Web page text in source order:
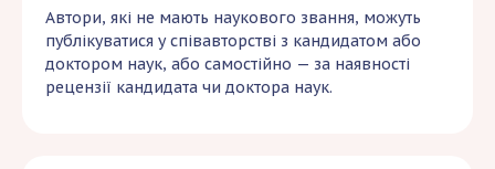
Автори, які не мають наукового звання, можуть
публікуватися у співавторстві з кандидатом або
доктором наук, або самостійно — за наявності
рецензії кандидата чи доктора наук.
* Додатково у рахунок додається еквівалент
15 доларів США за присвоєння
ідентифікатора DOI (Вимога МОН)
Одноосібні публікації студентів